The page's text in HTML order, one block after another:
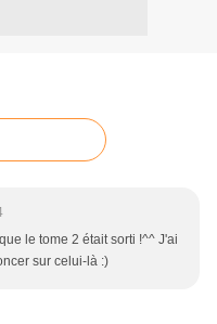
le tome 2 était sorti !^^ J'ai
sur celui-là :)